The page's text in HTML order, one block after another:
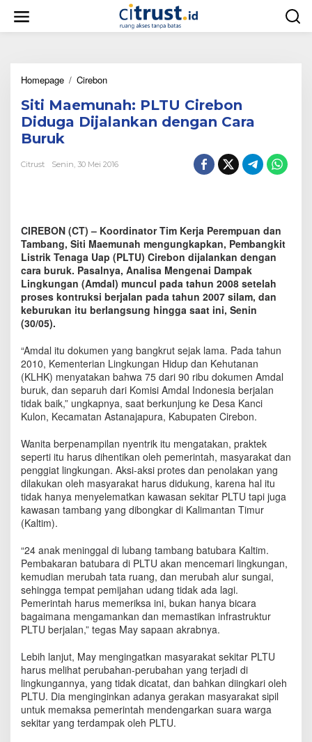
w
Homepage / Cirebon
t
i
M
m
:
P
L
T
U
C
i
r
o
n
D
d
u
a
D
i
j
a
l
a
k
a
n
d
e
n
g
a
C
a
r
a
B
u
r
Siti Maemunah: PLTU Cirebon
Diduga Dijalankan dengan Cara
Buruk
Citrust Senin, 30 Mei 2016
CIREBON (CT) – Koordinator Tim Kerja Perempuan dan
Tambang, Siti Maemunah mengungkapkan, Pembangkit
Listrik Tenaga Uap (PLTU) Cirebon dijalankan dengan
cara buruk. Pasalnya, Analisa Mengenai Dampak
Lingkungan (Amdal) muncul pada tahun 2008 setelah
proses kontruksi berjalan pada tahun 2007 silam, dan
keburukan itu berlangsung hingga saat ini, Senin
(30/05).
“Amdal itu dokumen yang bangkrut sejak lama. Pada tahun
2010, Kementerian Lingkungan Hidup dan Kehutanan
(KLHK) menyatakan bahwa 75 dari 90 ribu dokumen Amdal
buruk, dan separuh dari Komisi Amdal Indonesia berjalan
tidak baik‎,” ungkapnya, saat berkunjung ke Desa Kanci
Kulon, Kecamatan Astanajapura, Kabupaten Cirebon.
Wanita berpenampilan nyentrik itu mengatakan, praktek
seperti itu harus dihentikan oleh pemerintah, masyarakat dan
penggiat lingkungan. Aksi-aksi protes dan penolakan yang
dilakukan oleh masyarakat harus didukung, karena hal itu
tidak hanya menyelematkan kawasan sekitar PLTU tapi juga
kawasan tambang yang dibongkar di Kalimantan Timur
(Kaltim).
“24 anak meninggal di lubang tambang batubara Kaltim.
Pembakaran batubara di PLTU akan mencemari lingkungan,
kemudian merubah tata ruang, dan merubah alur sungai,
sehingga tempat pemijahan udang tidak ada lagi.
Pemerintah harus memeriksa ini, bukan hanya bicara
bagaimana mengamankan dan memastikan infrastruktur
PLTU berjalan,” tegas May sapaan akrabnya.
Lebih lanjut, May mengingatkan masyarakat sekitar PLTU
harus melihat perubahan-perubahan yang terjadi di
lingkungannya, yang tidak dicatat, dan bahkan diingkari oleh
PLTU. Dia menginginkan adanya gerakan masyarakat sipil
untuk memaksa pemerintah mendengarkan suara warga
sekitar yang terdampak oleh PLTU.